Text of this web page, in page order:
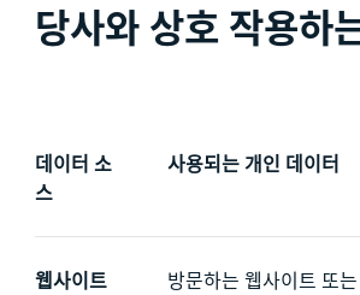
당사와 상호 작용하
데이터 소
스
사용되는 개인 데이터
웹사이트
방문하는 웹사이트 또